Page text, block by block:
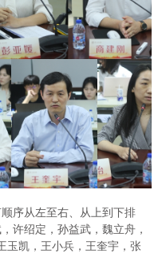
序从左至右、从上到下排
许绍定，孙益武，魏立舟，
玉凯，王小兵，王奎宇，张